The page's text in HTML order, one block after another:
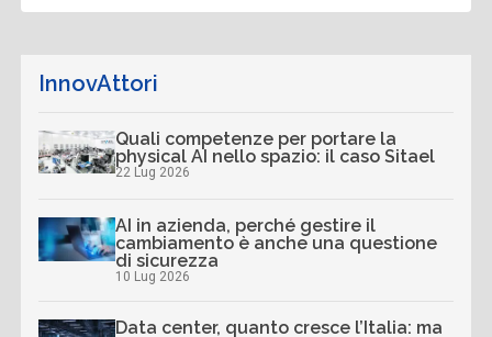
InnovAttori
Quali competenze per portare la
physical AI nello spazio: il caso Sitael
22 Lug 2026
AI in azienda, perché gestire il
cambiamento è anche una questione
di sicurezza
10 Lug 2026
Data center, quanto cresce l’Italia: ma